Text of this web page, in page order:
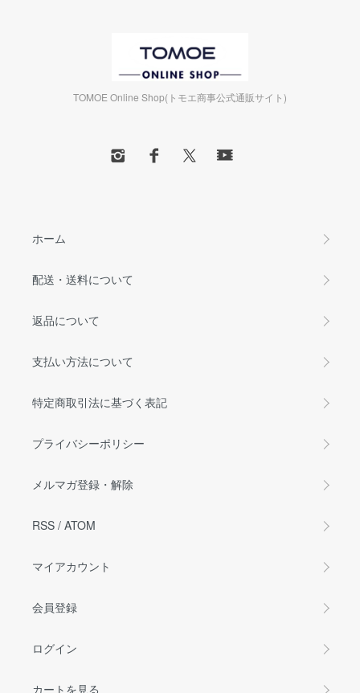
TOMOE Online Shop(トモエ商事公式通販サイト)
ホーム
配送・送料について
返品について
支払い方法について
特定商取引法に基づく表記
プライバシーポリシー
メルマガ登録・解除
RSS / ATOM
マイアカウント
会員登録
ログイン
カートを見る